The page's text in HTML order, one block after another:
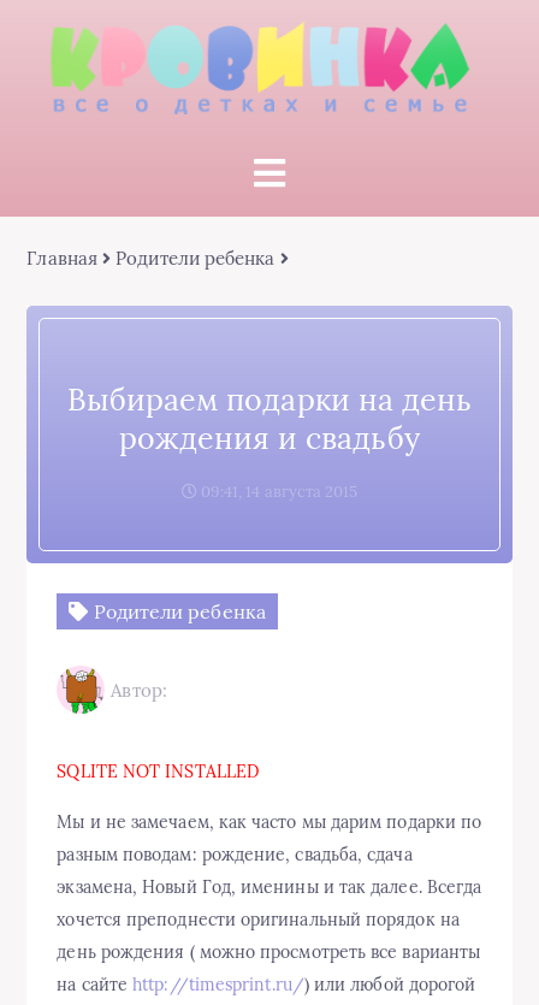
Главная Родители ребенка
Выбираем подарки на день
рождения и свадьбу
09:41, 14 августа 2015
Родители ребенка
Автор:
SQLITE NOT INSTALLED
Мы и не замечаем, как часто мы дарим подарки по
разным поводам: рождение, свадьба, сдача
экзамена, Новый Год, именины и так далее. Всегда
хочется преподнести оригинальный порядок на
день рождения ( можно просмотреть все варианты
на сайтеhttp://timesprint.ru/) или любой дорогой